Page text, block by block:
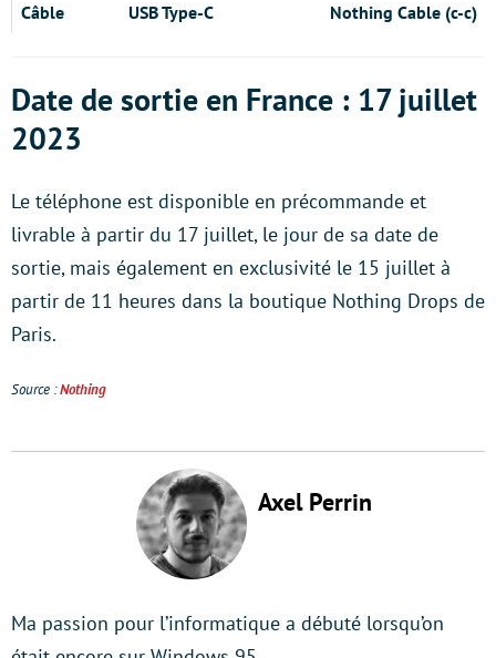
Câble
USB Type-C Nothing Cable (c-c)
Date de sortie en France : 17 juillet
2023
Le téléphone est disponible en précommande et
livrable à partir du 17 juillet, le jour de sa date de
sortie, mais également en exclusivité le 15 juillet à
partir de 11 heures dans la boutique Nothing Drops de
Paris.
Source :Nothing
Axel Perrin
Ma passion pour l’informatique a débuté lorsqu’on